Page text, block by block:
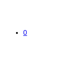
0